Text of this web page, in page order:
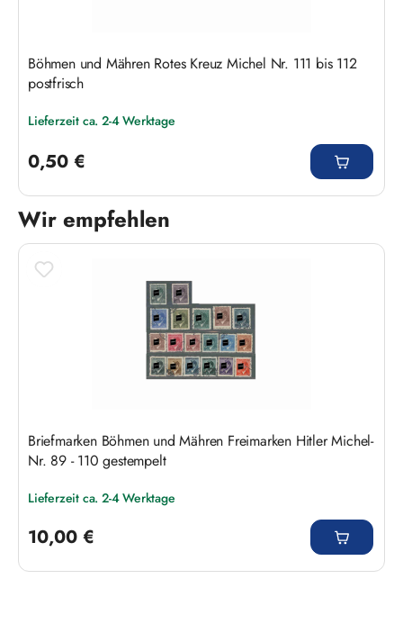
Böhmen und Mähren Rotes Kreuz Michel Nr. 111 bis 112
postfrisch
Lieferzeit ca. 2-4 Werktage
0,50 €
Wir empfehlen
Produktgalerie überspringen
Briefmarken Böhmen und Mähren Freimarken Hitler Michel-
Nr. 89 - 110 gestempelt
Lieferzeit ca. 2-4 Werktage
10,00 €